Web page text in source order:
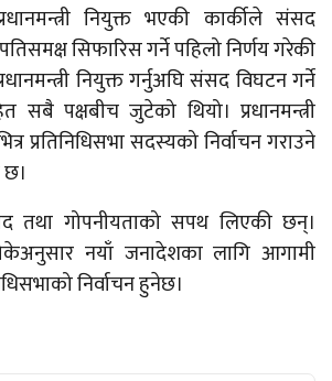
नियुक्त भएकी कार्कीले संसद
सिफारिस गर्ने पहिलो निर्णय गरेकी
नियुक्त गर्नुअघि संसद विघटन गर्ने
सबै पक्षबीच जुटेको थियो। प्रधानमन्त्री
प्रतिनिधिसभा सदस्यको निर्वाचन गराउने
तथा गोपनीयताको सपथ लिएकी छन्।
नयाँ जनादेशका लागि आगामी
निर्वाचन हुनेछ।